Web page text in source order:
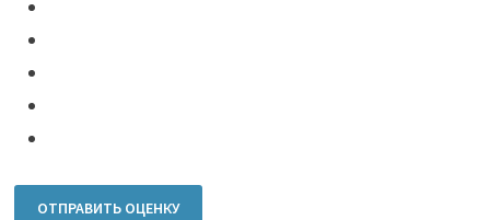
ОТПРАВИТЬ ОЦЕНКУ